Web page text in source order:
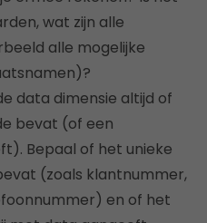
wat zijn alle
alle mogelijke
data dimensie altijd of
bevat (of een
Bepaal of het unieke
(zoals klantnummer,
en of het